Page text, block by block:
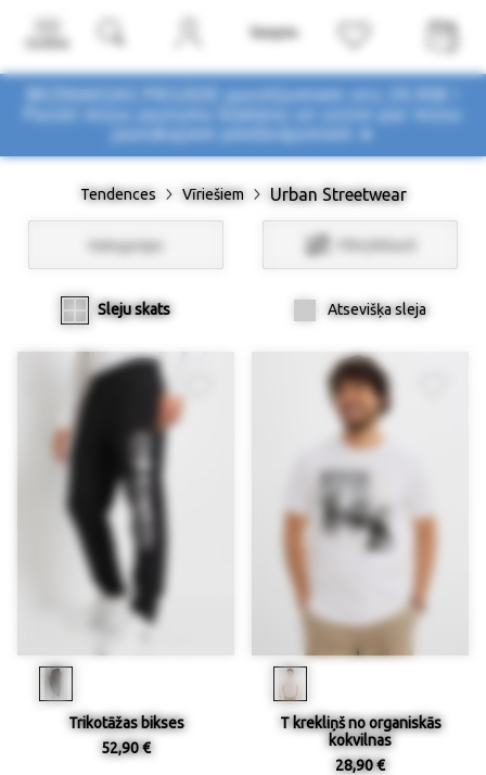
BEZMAKSAS PIEGĀDE pasūtījumiem virs 29,90€ !
Pasūti mūsu jaunumu biļetenu un uzzini par mūsu
Tendences Vīriešiem Urban Streetwear
Kategorijas Filtri/Atlasīt
Sleju skats Atsevišķa sleja
Trikotāžas bikses
52,90 €
T krekliņš no organiskās
kokvilnas
28,90 €